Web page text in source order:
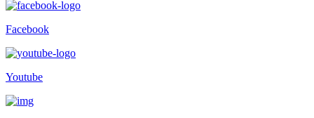
Facebook
Youtube